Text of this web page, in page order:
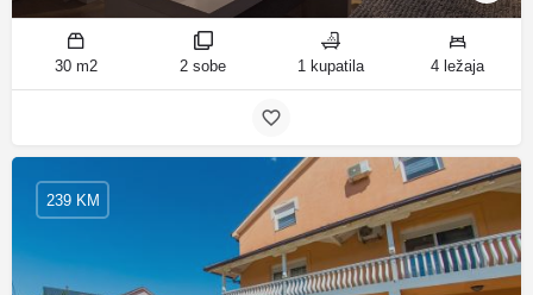
30 m2 2 sobe 1 kupatila 4 ležaja
239 KM